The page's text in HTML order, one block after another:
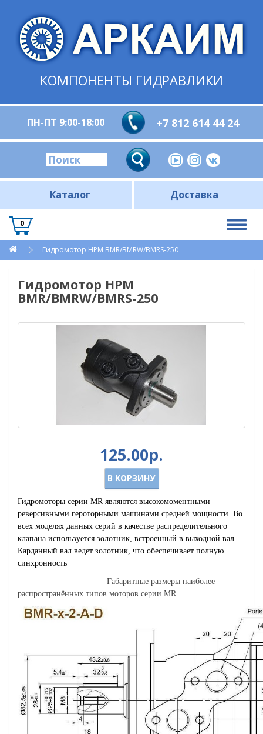
КОМПОНЕНТЫ ГИДРАВЛИКИ
ПН-ПТ 9:00-18:00 +7 812 614 44 24
Каталог Доставка
0
Гидромотор HPM BMR/BMRW/BMRS-250
Гидромотор HPM
BMR/BMRW/BMRS-250
125.00р.
В КОРЗИНУ
Гидромоторы серии MR являются высокомоментными
реверсивными героторными машинами средней мощности. Во
всех моделях данных серий в качестве распределительного
клапана используется золотник, встроенный в выходной вал.
Карданный вал ведет золотник, что обеспечивает полную
синхронность
Габаритные размеры наиболее
распространённых типов моторов серии MR